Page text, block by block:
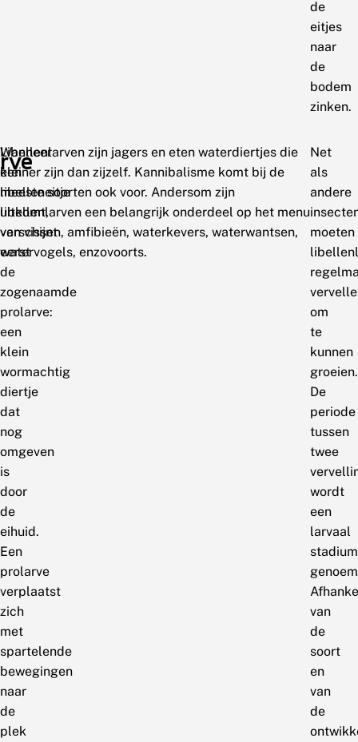
de
eitjes
naar
de
bodem
zinken.
Wanneer
een
libelleneitje
uitkomt,
verschijnt
eerst
de
zogenaamde
prolarve:
een
klein
wormachtig
diertje
dat
nog
omgeven
is
door
de
eihuid.
Een
prolarve
verplaatst
zich
met
spartelende
bewegingen
naar
de
plek
Libellenlarven zijn jagers en eten waterdiertjes die
kleiner zijn dan zijzelf. Kannibalisme komt bij de
meeste soorten ook voor. Andersom zijn
libellenlarven een belangrijk onderdeel op het menu
van vissen, amfibieën, waterkevers, waterwantsen,
watervogels, enzovoorts.
Net
als
andere
moeten
om
te
kunnen
groeien.
De
periode
tussen
twee
wordt
een
larvaal
stadium
van
de
soort
en
van
de